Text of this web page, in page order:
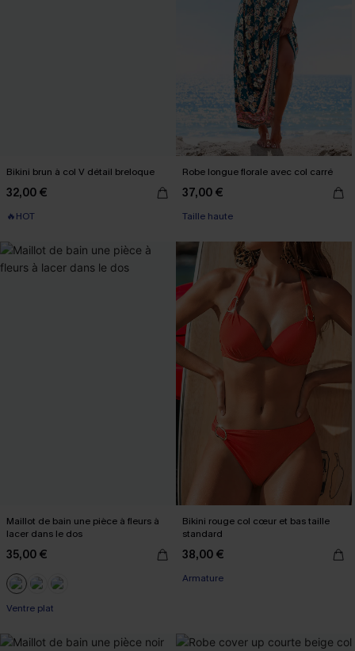
Bikini brun à col V détail breloque
32,00 €
🔥HOT
Robe longue florale avec col carré
37,00 €
Taille haute
Maillot de bain une pièce à fleurs à
lacer dans le dos
35,00 €
Ventre plat
Bikini rouge col cœur et bas taille
standard
38,00 €
Armature